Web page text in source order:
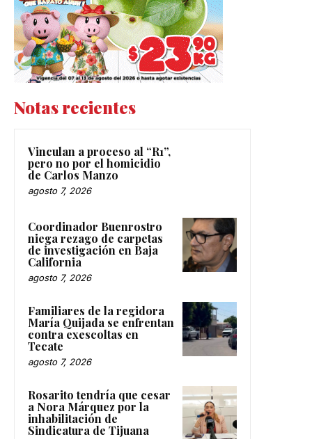
Notas recientes
Vinculan a proceso al “R1”,
pero no por el homicidio
de Carlos Manzo
agosto 7, 2026
Coordinador Buenrostro
niega rezago de carpetas
de investigación en Baja
California
agosto 7, 2026
Familiares de la regidora
María Quijada se enfrentan
contra exescoltas en
Tecate
agosto 7, 2026
Rosarito tendría que cesar
a Nora Márquez por la
inhabilitación de
Sindicatura de Tijuana